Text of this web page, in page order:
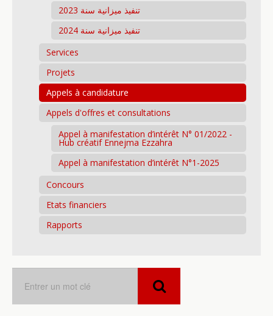
تنفيذ ميزانية سنة 2023
تنفيذ ميزانية سنة 2024
Services
Projets
Appels à candidature
Appels d'offres et consultations
Appel à manifestation d’intérêt N° 01/2022 -
Hub créatif Ennejma Ezzahra
Appel à manifestation d’intérêt N°1-2025
Concours
Etats financiers
Rapports